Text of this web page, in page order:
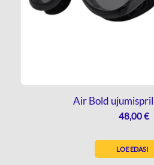
Air Bold
48,00€
LOE EDASI